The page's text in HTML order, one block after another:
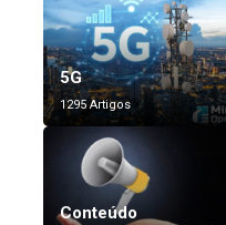
5G
1295 Artigos
Conteúdo